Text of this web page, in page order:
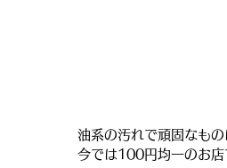
油系の汚れで頑固なも
今では100円均一のお店